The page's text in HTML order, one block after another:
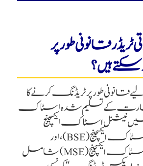
ٹریڈر قانونی طور پر
ہیں؟
قانونی طور پر ٹریڈنگ کرنے کا
کے تسلیم شدہ اسٹاک
میں نیشنل اسٹاک ایکسچینج
(NSE)، بمبئی اسٹاک ایکسچینج (BSE)، اور
میٹروپولیٹن اسٹاک ایکسچینج (MSE) شامل